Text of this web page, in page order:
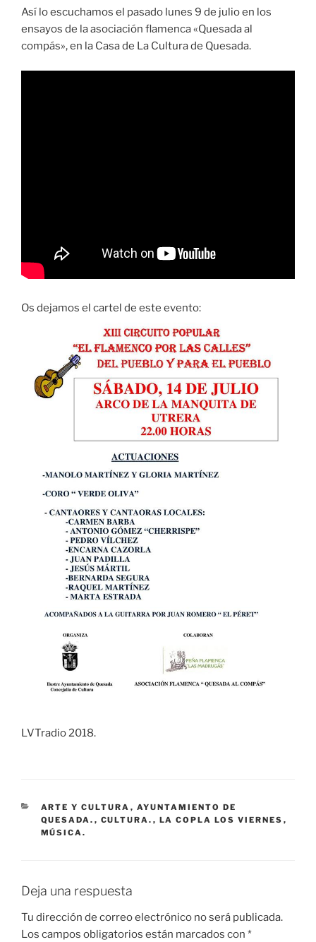
Así lo escuchamos el pasado lunes 9 de julio en los
ensayos de la asociación flamenca «Quesada al
compás», en la Casa de La Cultura de Quesada.
Os dejamos el cartel de este evento:
LVTradio 2018.
CATEGORÍAS
ARTE Y CULTURA , AYUNTAMIENTO DE
QUESADA. , CULTURA. , LA COPLA LOS VIERNES ,
MÚSICA.
Deja una respuesta
Tu dirección de correo electrónico no será publicada.
Los campos obligatorios están marcados con *